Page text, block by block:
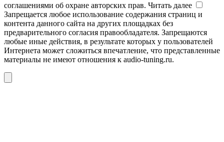
соглашениями об охране авторских прав. Читать далее
Запрещается любое использование содержания страниц и
контента данного сайта на других площадках без
предварительного согласия правообладателя. Запрещаются
любые иные действия, в результате которых у пользователей
Интернета может сложиться впечатление, что представленные
материалы не имеют отношения к audio-tuning.ru.